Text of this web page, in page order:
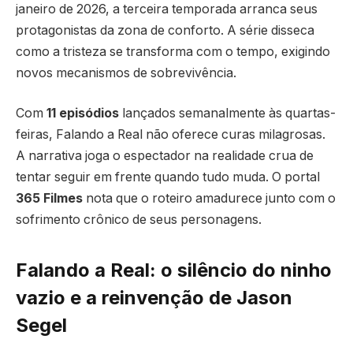
janeiro de 2026, a terceira temporada arranca seus
protagonistas da zona de conforto. A série disseca
como a tristeza se transforma com o tempo, exigindo
novos mecanismos de sobrevivência.
Com 11 episódios lançados semanalmente às quartas-
feiras, Falando a Real não oferece curas milagrosas.
A narrativa joga o espectador na realidade crua de
tentar seguir em frente quando tudo muda. O portal
365 Filmes nota que o roteiro amadurece junto com o
sofrimento crônico de seus personagens.
Falando a Real: o silêncio do ninho
vazio e a reinvenção de Jason
Segel